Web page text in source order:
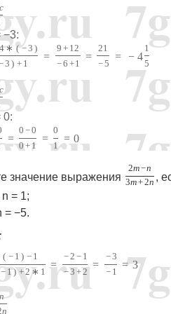
−3:
4∗ ( −3 )
3 ) + 1 =
9 + 12
−6 +1 =
21
−5 = − 4
1
5
0:
=
0 −0
0+1 =
0
1 = 0
значение выражения
2m−n
3m+2n ,
= 1;
= −5.
( − 1 ) − 1
− 1) +2∗ 1 =
−2 − 1
−3 +2 =
−3
− 1 = 3
n
n